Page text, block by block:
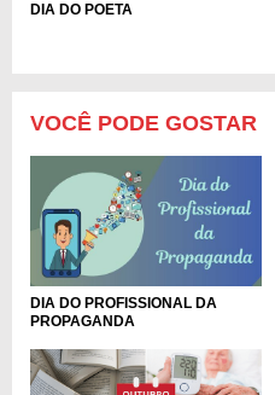
DIA DO POETA
VOCÊ PODE GOSTAR
DIA DO PROFISSIONAL DA
PROPAGANDA